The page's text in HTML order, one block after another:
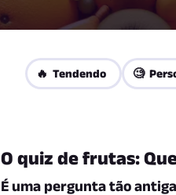
🔥 Tendendo 🧐
O quiz de frutas:
É uma pergunta tão